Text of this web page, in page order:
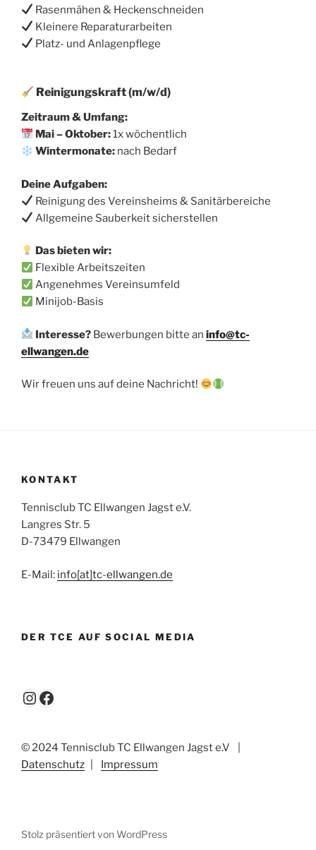
Rasenmähen & Heckenschneiden
Kleinere Reparaturarbeiten
Platz- und Anlagenpflege
Reinigungskraft (m/w/d)
Zeitraum & Umfang:
Mai – Oktober:1x wöchentlich
Wintermonate: nach Bedarf
Deine Aufgaben:
Reinigung des Vereinsheims & Sanitärbereiche
Allgemeine Sauberkeit sicherstellen
Das bieten wir:
Flexible Arbeitszeiten
Angenehmes Vereinsumfeld
Minijob-Basis
Interesse? Bewerbungen bitte aninfo@tc-
ellwangen.de
Wir freuen uns auf deine Nachricht!
KONTAKT
Tennisclub TC Ellwangen Jagst e.V.
Langres Str. 5
D-73479 Ellwangen
E-Mail: info[at]tc-ellwangen.de
DER TCE AUF SOCIAL MEDIA
Instagram
Facebook
© 2024 Tennisclub TC Ellwangen Jagst e.V
Datenschutz
Impressum
Stolz präsentiert von WordPress